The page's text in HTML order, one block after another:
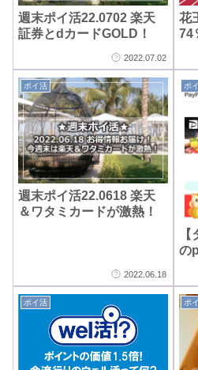
週末ポイ活22.0702 楽天
証券とdカードGOLD！
2022.07.02
花
74
ポイ活
週末ポイ活22.0618 楽天
＆ワタミカードが激熱！
2022.06.18
ポ
の
ポイ活 ポ